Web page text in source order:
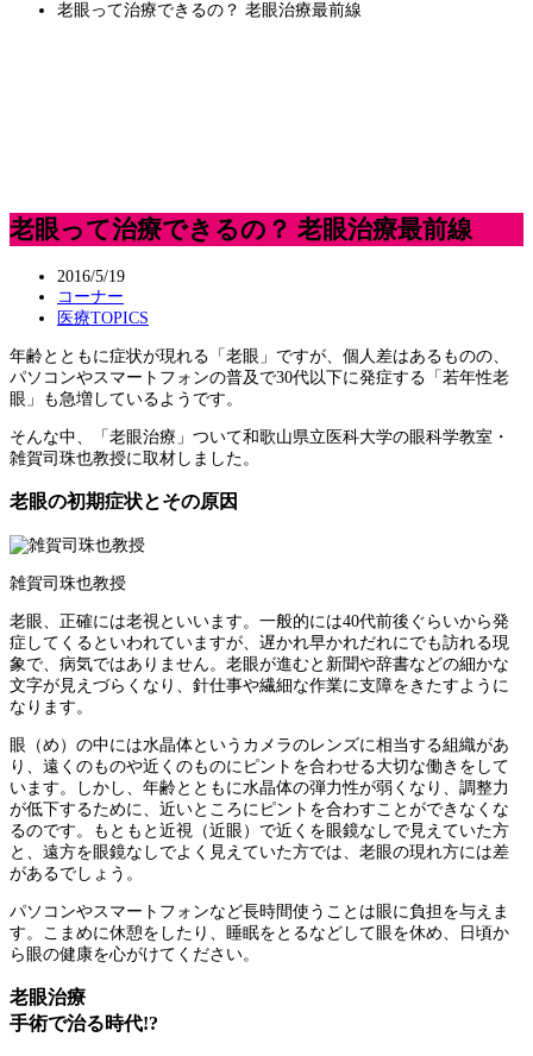
老眼って治療できるの？ 老眼治療最前線
老眼って治療できるの？ 老眼治療最前線
2016/5/19
コーナー
医療TOPICS
年齢とともに症状が現れる「老眼」ですが、個人差はあるものの、
パソコンやスマートフォンの普及で30代以下に発症する「若年性老
眼」も急増しているようです。
そんな中、「老眼治療」ついて和歌山県立医科大学の眼科学教室・
雑賀司珠也教授に取材しました。
老眼の初期症状とその原因
雑賀司珠也教授
老眼、正確には老視といいます。一般的には40代前後ぐらいから発
症してくるといわれていますが、遅かれ早かれだれにでも訪れる現
象で、病気ではありません。老眼が進むと新聞や辞書などの細かな
文字が見えづらくなり、針仕事や繊細な作業に支障をきたすように
なります。
眼（め）の中には水晶体というカメラのレンズに相当する組織があ
り、遠くのものや近くのものにピントを合わせる大切な働きをして
います。しかし、年齢とともに水晶体の弾力性が弱くなり、調整力
が低下するために、近いところにピントを合わすことができなくな
るのです。もともと近視（近眼）で近くを眼鏡なしで見えていた方
と、遠方を眼鏡なしでよく見えていた方では、老眼の現れ方には差
があるでしょう。
パソコンやスマートフォンなど長時間使うことは眼に負担を与えま
す。こまめに休憩をしたり、睡眠をとるなどして眼を休め、日頃か
ら眼の健康を心がけてください。
老眼治療
手術で治る時代!?